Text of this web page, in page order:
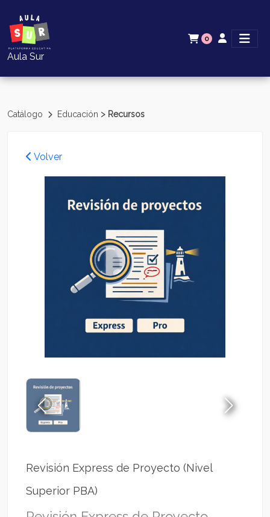
Aula Sur
0
Catálogo Educación > Recursos
Volver
Revisión Express de Proyecto (Nivel
Superior PBA)